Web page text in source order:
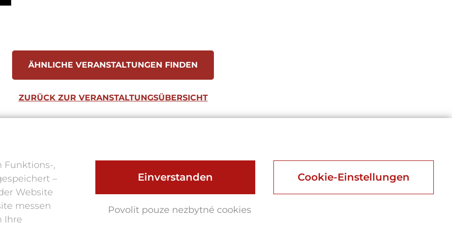
ÄHNLICHE VERANSTALTUNGEN FINDEN
ZURÜCK ZUR VERANSTALTUNGSÜBERSICHT
HAUPTMENÜ
Programm und
Über das Festival
Funktions-,
–
Website
messen
Ihre
Einverstanden Cookie-Einstellungen
Povolit pouze nezbytné cookies